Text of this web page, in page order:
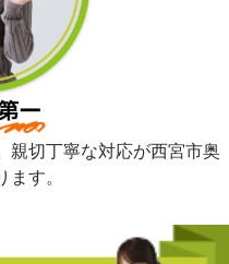
親切丁寧な対応が西宮市奥
す。